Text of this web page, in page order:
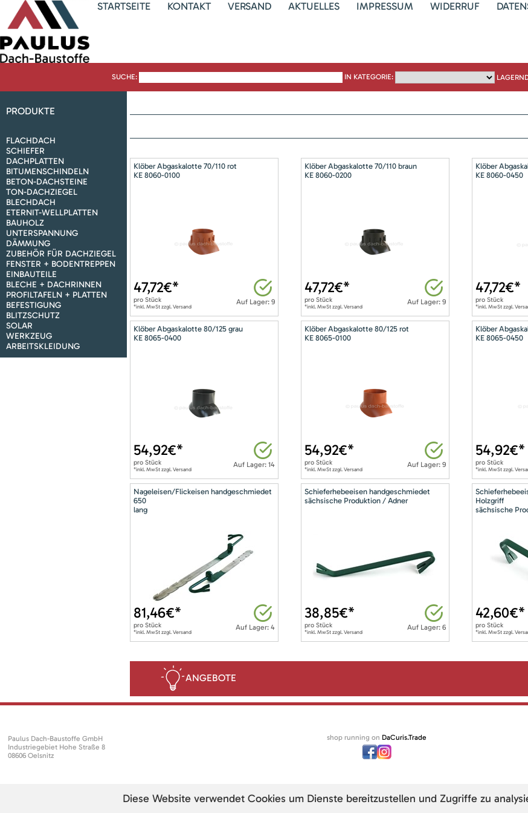
STARTSEITE KONTAKT VERSAND AKTUELLES IMPRESSUM WIDERRUF
SUCHE: IN KATEGORIE:
PRODUKTE
FLACHDACH
SCHIEFER
DACHPLATTEN
BITUMENSCHINDELN
BETON-DACHSTEINE
TON-DACHZIEGEL
BLECHDACH
ETERNIT-WELLPLATTEN
BAUHOLZ
UNTERSPANNUNG
DÄMMUNG
ZUBEHÖR FÜR DACHZIEGEL
FENSTER + BODENTREPPEN
EINBAUTEILE
BLECHE + DACHRINNEN
PROFILTAFELN + PLATTEN
BEFESTIGUNG
BLITZSCHUTZ
SOLAR
WERKZEUG
ARBEITSKLEIDUNG
Klöber Abgaskalotte 70/110 rot
KE 8060-0100
Auf Lager: 9
47,72€*
pro Stück
*inkl. MwSt zzgl. Versand
Klöber Abgaskalotte 70/110 braun
KE 8060-0200
Auf Lager: 9
47,72€*
pro Stück
*inkl. MwSt zzgl. Versand
Klöber
KE 8060-0450
47,72€*
pro Stück
*inkl. MwSt zzgl.
Klöber Abgaskalotte 80/125 grau
KE 8065-0400
Auf Lager: 14
54,92€*
pro Stück
*inkl. MwSt zzgl. Versand
Klöber Abgaskalotte 80/125 rot
KE 8065-0100
Auf Lager: 9
54,92€*
pro Stück
*inkl. MwSt zzgl. Versand
Klöber
KE 8065-0450
54,92€*
pro Stück
*inkl. MwSt zzgl.
Nageleisen/Flickeisen handgeschmiedet
650
lang
Auf Lager: 4
81,46€*
pro Stück
*inkl. MwSt zzgl. Versand
Schieferhebeeisen handgeschmiedet
sächsische Produktion / Adner
Auf Lager: 6
38,85€*
pro Stück
*inkl. MwSt zzgl. Versand
Holzgriff
sächsische
42,60€*
pro Stück
*inkl. MwSt zzgl.
ANGEBOTE
Paulus Dach-Baustoffe GmbH
Industriegebiet Hohe Straße 8
08606 Oelsnitz
shop running on DaCuris.Trade
Diese Website verwendet Cookies um Dienste bereitzustellen und Zugriffe zu